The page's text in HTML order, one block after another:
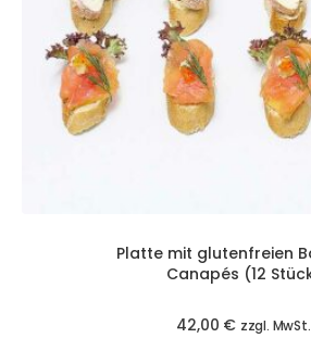
Platte mit glutenfreien
Canapés (12
42,00 € zzgl. MwSt.